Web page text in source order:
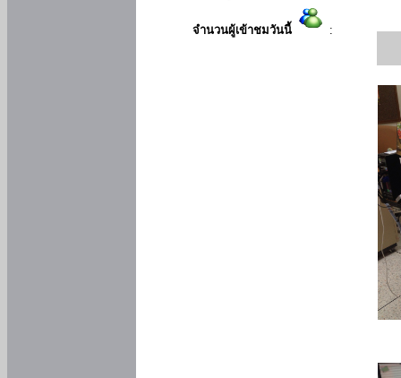
จำนวนผู้เข้าชมวันนี้ :